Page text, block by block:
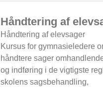
Håndtering af
Håndtering af elevsager
Kursus for gymnasieledere
håndtere sager
og indføring i de vigtigste
skolens sagsbehandling,